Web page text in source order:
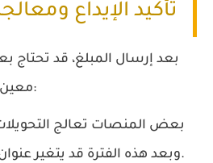
تأكيد الإيداع
بعد إرسال المبلغ، قد
معين لمعالجة العملية، مثل:
وبعد هذه الفترة قد يتغير عنوان الإيداع.